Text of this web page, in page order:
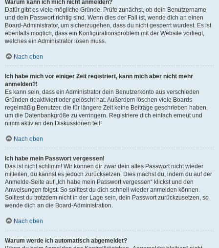
Warum kann ich mich nicht anmelden?
Dafür gibt es viele mögliche Gründe. Prüfe zunächst, ob dein Benutzername
und dein Passwort richtig sind. Wenn dies der Fall ist, wende dich an einen
Board-Administrator, um sicherzugehen, dass du nicht gesperrt wurdest. Es ist
ebenfalls möglich, dass ein Konfigurationsproblem mit der Website vorliegt,
welches ein Administrator lösen muss.
Nach oben
Ich habe mich vor einiger Zeit registriert, kann mich aber nicht mehr
anmelden?!
Es kann sein, dass ein Administrator dein Benutzerkonto aus verschieden
Gründen deaktiviert oder gelöscht hat. Außerdem löschen viele Boards
regelmäßig Benutzer, die für längere Zeit keine Beiträge geschrieben haben,
um die Datenbankgröße zu verringern. Registriere dich einfach erneut und
nimm aktiv an den Diskussionen teil!
Nach oben
Ich habe mein Passwort vergessen!
Das ist nicht schlimm! Wir können dir zwar dein altes Passwort nicht wieder
mitteilen, du kannst es jedoch zurücksetzen. Dies machst du, indem du auf der
Anmelde-Seite auf „Ich habe mein Passwort vergessen“ klickst und den
Anweisungen folgst. So solltest du dich schnell wieder anmelden können.
Solltest du trotzdem nicht in der Lage sein, dein Passwort zurückzusetzen, so
wende dich an die Board-Administration.
Nach oben
Warum werde ich automatisch abgemeldet?